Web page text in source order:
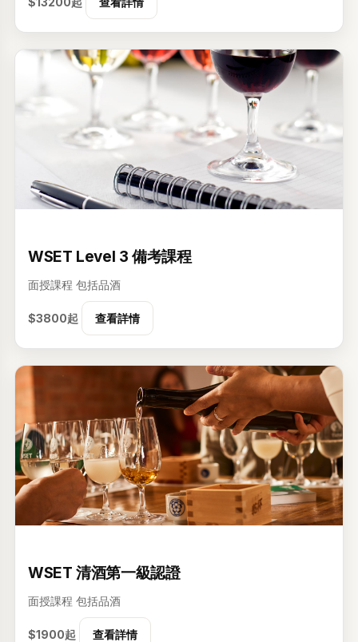
WSET Level 3 備考課程
面授課程 包括品酒
$3800起 查看詳情
WSET 清酒第一級認證
面授課程 包括品酒
$1900起 查看詳情